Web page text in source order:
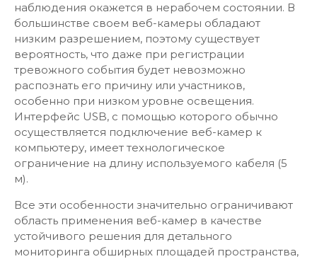
наблюдения окажется в нерабочем состоянии. В
большинстве своем веб-камеры обладают
низким разрешением, поэтому существует
вероятность, что даже при регистрации
тревожного события будет невозможно
распознать его причину или участников,
особенно при низком уровне освещения.
Интерфейс USB, с помощью которого обычно
осуществляется подключение веб-камер к
компьютеру, имеет технологическое
ограничение на длину используемого кабеля (5
м).
Все эти особенности значительно ограничивают
область применения веб-камер в качестве
устойчивого решения для детального
мониторинга обширных площадей пространства,